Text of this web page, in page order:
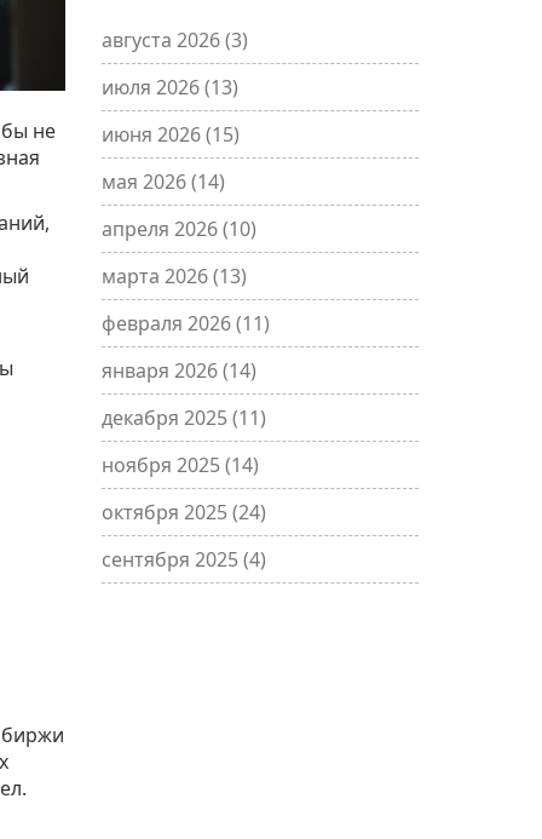
бы не
биржи
августа 2026(3)
июля 2026(13)
июня 2026(15)
мая 2026(14)
апреля 2026(10)
марта 2026(13)
февраля 2026(11)
января 2026(14)
декабря 2025(11)
ноября 2025(14)
октября 2025(24)
сентября 2025(4)